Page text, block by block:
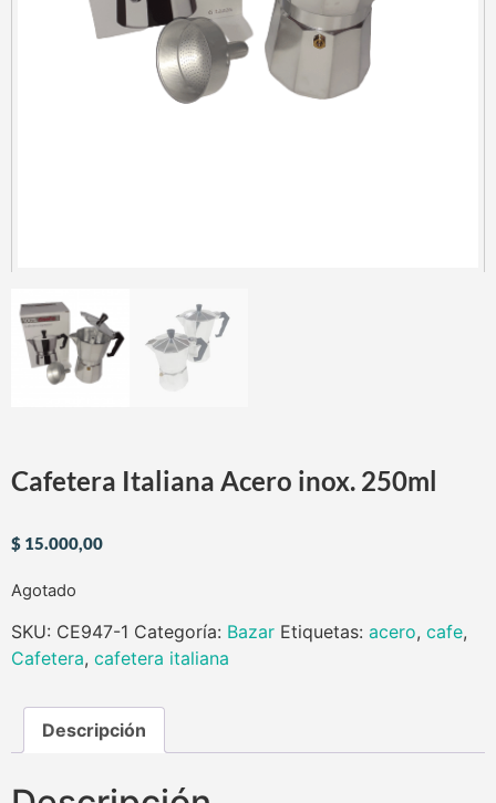
Cafetera Italiana Acero inox. 250ml
$ 15.000,00
Agotado
SKU: CE947-1 Categoría: Bazar Etiquetas: acero, cafe,
Cafetera, cafetera italiana
Descripción